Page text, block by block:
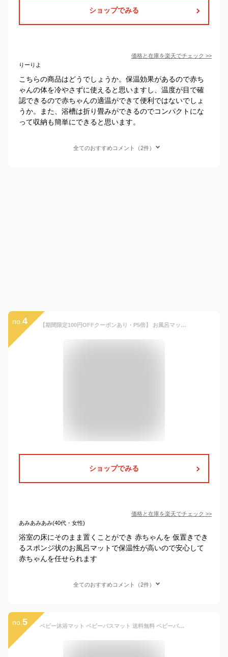
ショップでみる
価格と在庫を楽天でチェック >>
りーりよ
こちらの商品はどうでしょうか。保温効果があるので赤ち
ゃんの体を冷やさずに使えると思いますし、温度が目で確
認できるので赤ちゃんの適温ができて便利ではないでしょ
うか。また、浴槽は折り畳みができるのでコンパクトにな
って収納も簡単にできると思います。
全てのおすすめコメント（2件）
no. 4 【期間限定100円OFFクーポンあり・P5倍】 お風呂マット 赤ちゃん お風呂 浮き輪 ベビーバスマット スポンジ バスベッド ベビーグッズ ベビー用品 ベビー 新生児 沐浴 ベビーケア マット 入浴 スポンジマット
ショップでみる
価格と在庫を楽天でチェック >>
あみあみあみ(40代・女性)
浴室の床にそのまま置くことができ 赤ちゃんを 仮置きでき
るスポンジ状のお風呂マットで保温性が高いので安心して
赤ちゃんを任せられます
全てのおすすめコメント（2件）
no. 5 ベビー沐浴マット ベビーバスマット 送料無料 ベビーバス用品 バスネット ベビー用 入浴マット シャワーマット 赤ちゃん 入浴ベッドサポート 滑り止め 安全 ベビーを保護 安全お風呂 通気性いい サイズ調整可能 出産祝い ギフト プレゼント 育児グッズ 男女兼用 0-36月用